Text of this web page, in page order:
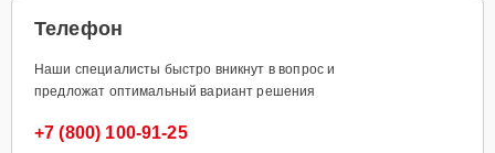
Телефон
Наши специалисты быстро вникнут в вопрос и
предложат оптимальный вариант решения
+7 (800) 100-91-25